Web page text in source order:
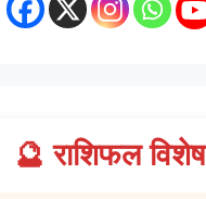
🔮 राशिफल विशेष